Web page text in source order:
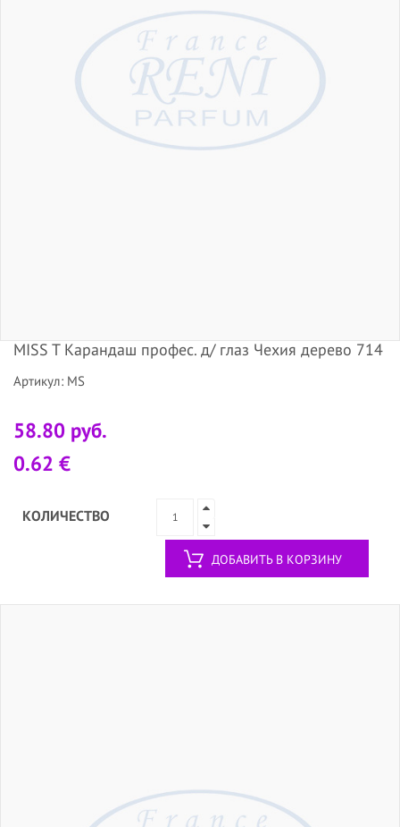
MISS T Карандаш профес. д/ глаз Чехия дерево 714
Артикул: MS
58.80 руб.
0.62 €
КОЛИЧЕСТВО
ДОБАВИТЬ В КОРЗИНУ